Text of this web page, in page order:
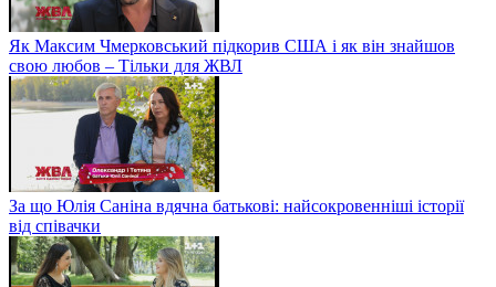
Як Максим Чмерковський підкорив США і як він знайшов
свою любов – Тільки для ЖВЛ
За що Юлія Саніна вдячна батькові: найсокровенніші історії
від співачки